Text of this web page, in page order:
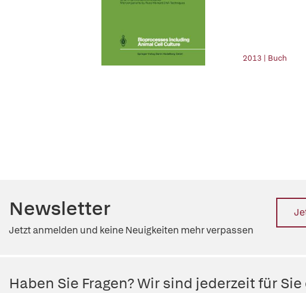
2013 | Buch
Newsletter
Jetzt anmelden und keine Neuigkeiten mehr verpassen
Haben Sie Fragen? Wir sind jederzeit für Sie